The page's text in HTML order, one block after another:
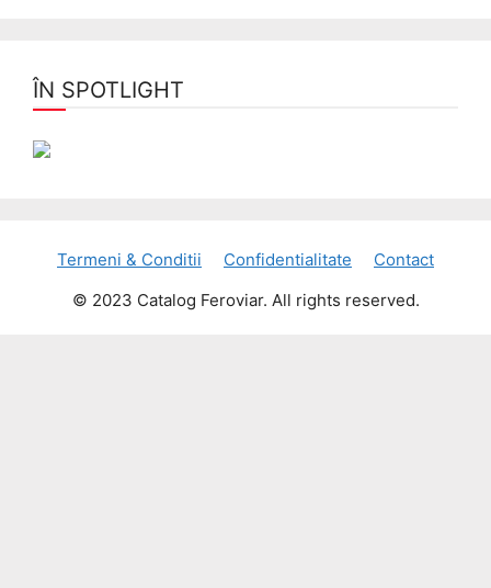
ÎN SPOTLIGHT
Termeni & Conditii Confidentialitate
Contact
© 2023 Catalog Feroviar. All rights reserved.